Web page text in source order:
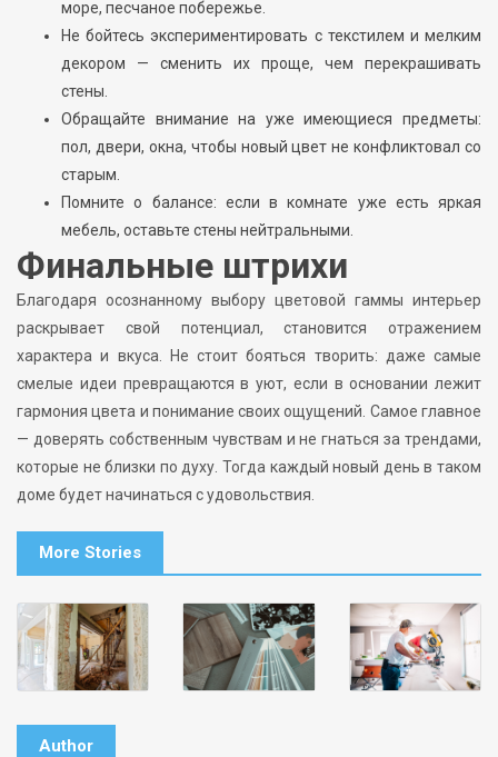
море, песчаное побережье.
Не бойтесь экспериментировать с текстилем и мелким
декором — сменить их проще, чем перекрашивать
стены.
Обращайте внимание на уже имеющиеся предметы:
пол, двери, окна, чтобы новый цвет не конфликтовал со
старым.
Помните о балансе: если в комнате уже есть яркая
мебель, оставьте стены нейтральными.
Финальные штрихи
Благодаря осознанному выбору цветовой гаммы интерьер
раскрывает свой потенциал, становится отражением
характера и вкуса. Не стоит бояться творить: даже самые
смелые идеи превращаются в уют, если в основании лежит
гармония цвета и понимание своих ощущений. Самое главное
— доверять собственным чувствам и не гнаться за трендами,
которые не близки по духу. Тогда каждый новый день в таком
доме будет начинаться с удовольствия.
More Stories
Author